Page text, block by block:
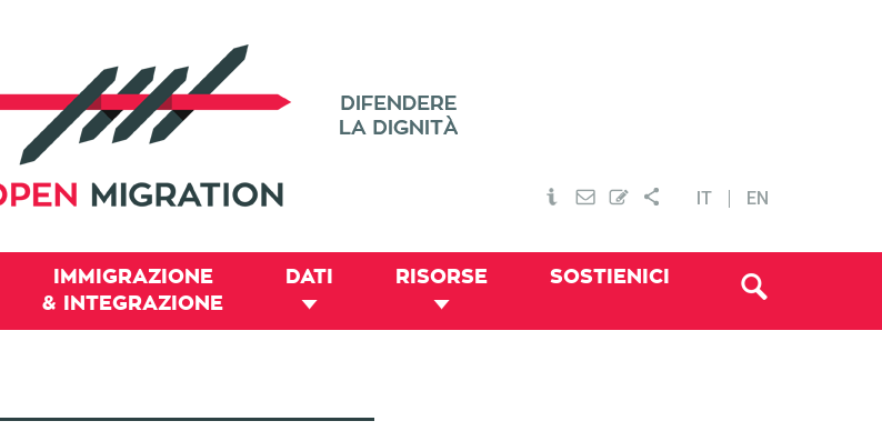
IT EN
IMMIGRAZIONE
& INTEGRAZIONE
DATI RISORSE SOSTIENICI